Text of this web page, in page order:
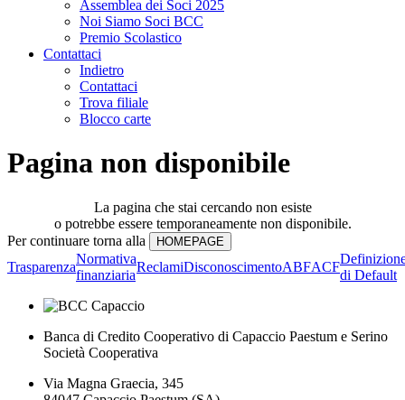
Assemblea dei Soci 2025
Noi Siamo Soci BCC
Premio Scolastico
Contattaci
Indietro
Contattaci
Trova filiale
Blocco carte
Pagina non disponibile
La pagina che stai cercando non esiste
o potrebbe essere temporaneamente non disponibile.
Per continuare torna alla
Trasparenza
Normativa
finanziaria
ReclamiDisconoscimentoABFACF
di Default
Banca di Credito Cooperativo di Capaccio Paestum e Serino
Società Cooperativa
Via Magna Graecia, 345